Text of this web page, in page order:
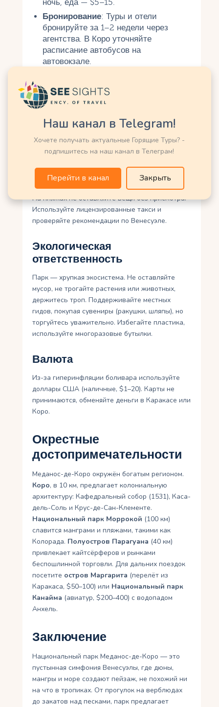
ночь, еда — $5–15.
Бронирование: Туры и отели
бронируйте за 1–2 недели через
агентства. В Коро уточняйте
расписание автобусов на
автовокзале.
Возьмите аптечку (антисептики,
пластыри), пейте бутилированную
воду. Избегайте ожогов, носите
шляпу.
Безопасность
Меданос-де-Коро безопаснее Каракаса, но
соблюдайте осторожность. Не отходите далеко
от группы, избегайте прогулок в дюнах ночью.
На пляжах не оставляйте вещи без присмотра.
Используйте лицензированные такси и
проверяйте рекомендации по Венесуэле.
Экологическая
ответственность
Парк — хрупкая экосистема. Не оставляйте
мусор, не трогайте растения или животных,
держитесь троп. Поддерживайте местных
гидов, покупая сувениры (ракушки, шляпы), но
торгуйтесь уважительно. Избегайте пластика,
используйте многоразовые бутылки.
Валюта
Из-за гиперинфляции боливара используйте
доллары США (наличные, $1–20). Карты не
принимаются, обменяйте деньги в Каракасе или
Коро.
Окрестные
достопримечательности
Меданос-де-Коро окружён богатым регионом.
Коро, в 10 км, предлагает колониальную
архитектуру: Кафедральный собор (1531), Каса-
дель-Соль и Крус-де-Сан-Клементе.
Национальный парк Моррокой (100 км)
славится манграми и пляжами, такими как
Колорада. Полуостров Парагуана (40 км)
привлекает кайтсёрферов и рынками
беспошлинной торговли. Для дальних поездок
посетите остров Маргарита (перелёт из
Каракаса, $50–100) или Национальный парк
Канайма (авиатур, $200–400) с водопадом
Анхель.
Заключение
Национальный парк Меданос-де-Коро — это
пустынная симфония Венесуэлы, где дюны,
мангры и море создают пейзаж, не похожий ни
на что в тропиках. От прогулок на верблюдах
до закатов над песками, парк предлагает
Наш канал в Telegram!
Хочете получать актуальные Горящие Туры? -
подпишитесь на наш канал в Телеграм!
Перейти в канал Закрыть